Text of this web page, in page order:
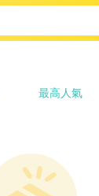
最高人氣